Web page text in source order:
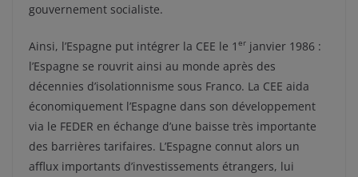
gouvernement socialiste.
Ainsi, l’Espagne put intégrer la CEE le 1 er janvier 1986 :
l’Espagne se rouvrit ainsi au monde après des
décennies d’isolationnisme sous Franco. La CEE aida
économiquement l’Espagne dans son développement
via le FEDER en échange d’une baisse très importante
des barrières tarifaires. L’Espagne connut alors un
afflux importants d’investissements étrangers, lui